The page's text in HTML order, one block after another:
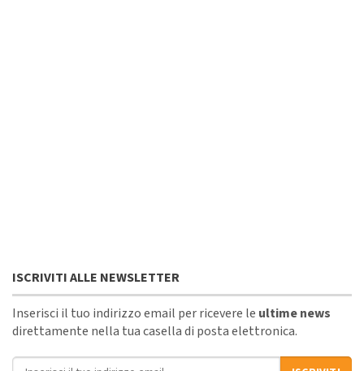
ISCRIVITI ALLE NEWSLETTER
Inserisci il tuo indirizzo email per ricevere le ultime news
direttamente nella tua casella di posta elettronica.
Indirizzo email